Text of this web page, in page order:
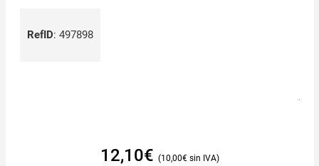
RefID: 497898
12,10€ 10,00€